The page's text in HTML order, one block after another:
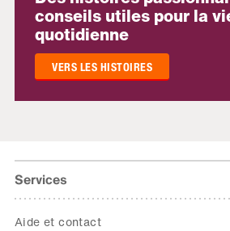
conseils utiles pour la
quotidienne
VERS LES HISTOIRES
Services
Aide et contact